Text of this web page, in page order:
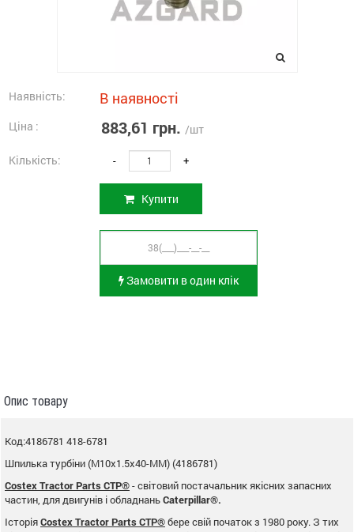
Наявність: В наявності
Ціна : 883,61 грн. /шт
Кількість: - +
Купити
Замовити в один клік
Опис товару
Код:4186781 418-6781
Шпилька турбіни (M10x1.5x40-MM) (4186781)
Costex Tractor Parts CTP®- світовий постачальник якісних запасних
частин, для двигунів і обладнаньCaterpillar®.
ІсторіяCostex Tractor Parts CTP®бере свій початок з 1980 року. З тих